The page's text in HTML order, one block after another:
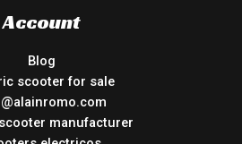
Account
Blog
scooter for sale
manufacturer